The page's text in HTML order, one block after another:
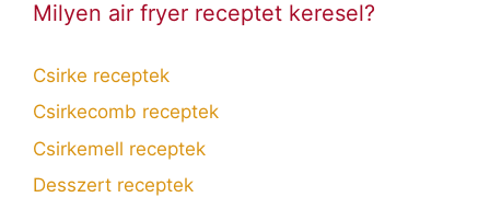
Milyen air fryer receptet keresel?
Csirke receptek
Csirkecomb receptek
Csirkemell receptek
Desszert receptek